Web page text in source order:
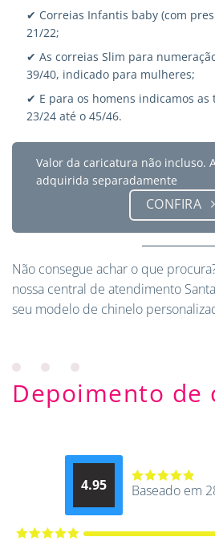
✔ Correias Infantis baby (com
21/22;
✔ As correias Slim para
39/40, indicado para mulheres;
✔ E para os homens indicamos
23/24 até o 45/46.
Valor da caricatura não incluso.
adquirida separadamente
CONFIRA
Não consegue achar o que
nossa central de atendimento
seu modelo de chinelo
Depoimento de
4.95
Avaliação
Baseado em